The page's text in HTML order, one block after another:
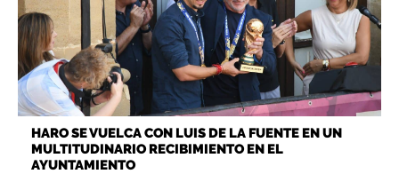
HARO SE VUELCA CON LUIS DE LA FUENTE EN UN
MULTITUDINARIO RECIBIMIENTO EN EL
AYUNTAMIENTO